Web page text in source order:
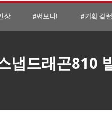
상 #써보니! #기획 칼럼
냅드래곤810